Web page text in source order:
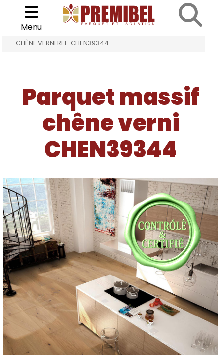
Choisir son parquet
Menu
ACCUEIL > PARQUET MASSIF CHÊNE VERNI >
CHÊNE VERNI REF: CHEN39344
Parquet massif
chêne verni
CHEN39344
Cookies management panel